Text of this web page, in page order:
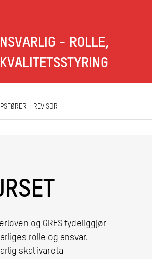
- ROLLE,
REVISOR
og GRFS tydeliggjør
rolle og ansvar.
skal ivareta